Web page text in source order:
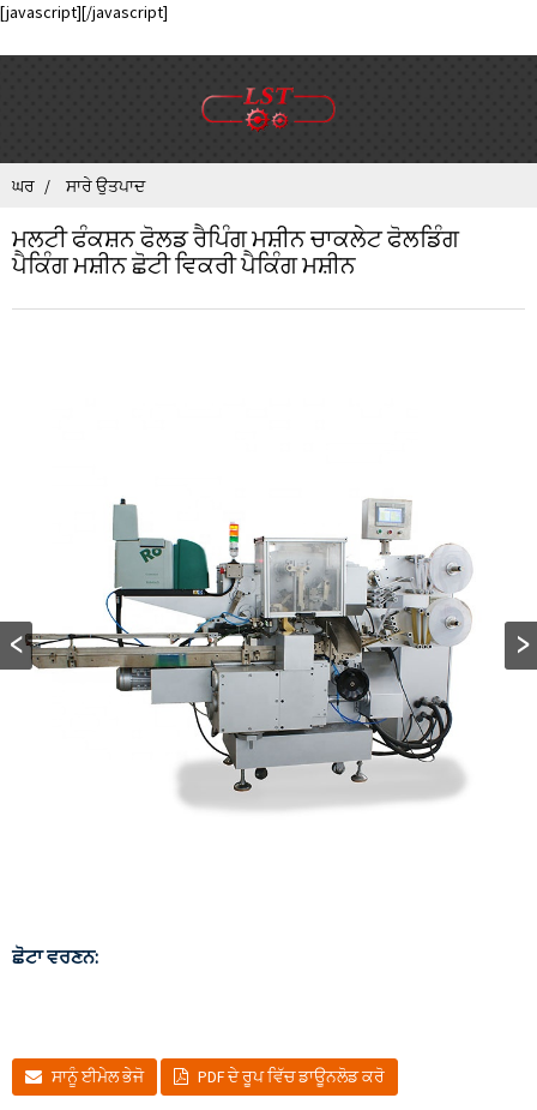
[javascript][/javascript]
ਘਰ ਸਾਰੇ ਉਤਪਾਦ
ਮਲਟੀ ਫੰਕਸ਼ਨ ਫੋਲਡ ਰੈਪਿੰਗ ਮਸ਼ੀਨ ਚਾਕਲੇਟ ਫੋਲਡਿੰਗ
ਪੈਕਿੰਗ ਮਸ਼ੀਨ ਛੋਟੀ ਵਿਕਰੀ ਪੈਕਿੰਗ ਮਸ਼ੀਨ
ਛੋਟਾ ਵਰਣਨ:
ਸਾਨੂੰ ਈਮੇਲ ਭੇਜੋ PDF ਦੇ ਰੂਪ ਵਿੱਚ ਡਾਊਨਲੋਡ ਕਰੋ